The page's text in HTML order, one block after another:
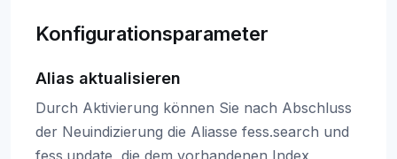
Konfigurationsparameter
Alias aktualisieren
Durch Aktivierung können Sie nach Abschluss
der Neuindizierung die Aliasse fess.search und
fess.update, die dem vorhandenen Index